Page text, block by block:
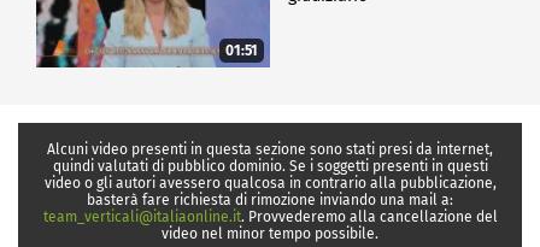
01:51
Alcuni video presenti in questa sezione sono stati presi da internet,
quindi valutati di pubblico dominio. Se i soggetti presenti in questi
video o gli autori avessero qualcosa in contrario alla pubblicazione,
basterà fare richiesta di rimozione inviando una mail a:
team_verticali@italiaonline.it. Provvederemo alla cancellazione del
video nel minor tempo possibile.